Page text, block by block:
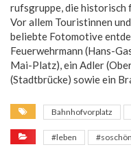
rufsgruppe, die historisch
Vor allem Touristinnen
beliebte Fotomotive
Feuerwehrmann (Hans-
Mai-Platz), ein Adler
(Stadtbrücke) sowie ein
Bahnhofvorplatz
#leben